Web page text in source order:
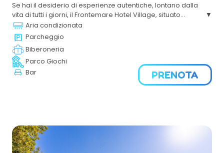
Se hai il desiderio di esperienze autentiche, lontano dalla
vita di tutti i giorni, il Frontemare Hotel Village, situato
direttamente sul mare
più di una destinazione, è un sentimento. E’ l’emozione dei
tramonti mozzafiato ogni volta che lo desideri dalla nostra
terrazza sul mare.
Aria condizionata
Parcheggio
Biberoneria
Parco Giochi
Bar
PRENOTA